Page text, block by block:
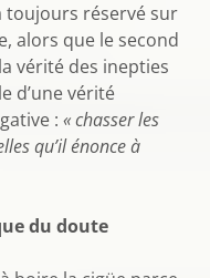
toujours réservé sur
alors que le second
vérité des inepties
d’une vérité
: « chasser les
qu’il énonce à
du doute